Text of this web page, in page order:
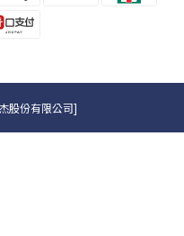
股份有限公司]